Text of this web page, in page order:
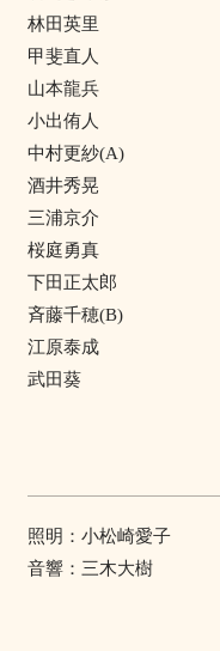
林田英里
甲斐直人
山本龍兵
小出侑人
中村更紗(A)
酒井秀晃
三浦京介
桜庭勇真
下田正太郎
斉藤千穂(B)
江原泰成
武田葵
照明：小松崎愛子
音響：三木大樹